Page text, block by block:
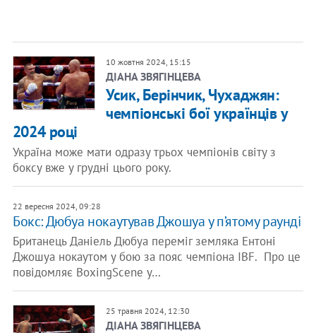
10 жовтня 2024, 15:15
ДІАНА ЗВЯГІНЦЕВА
Усик, Берінчик, Чухаджян:
чемпіонські бої українців у
2024 році
Україна може мати одразу трьох чемпіонів світу з
боксу вже у грудні цього року.
22 вересня 2024, 09:28
Бокс: Дюбуа нокаутував Джошуа у п’ятому раунді
Британець Даніель Дюбуа переміг земляка Ентоні
Джошуа нокаутом у бою за пояс чемпіона IBF. Про це
повідомляє BoxingScene у…
25 травня 2024, 12:30
ДІАНА ЗВЯГІНЦЕВА